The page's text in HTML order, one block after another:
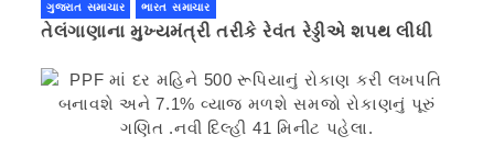
ગુજરાત સમાચાર ભારત સમાચાર
તેલંગાણાના મુખ્યમંત્રી તરીકે રેવંત રેડ્ડીએ શપથ લીધી